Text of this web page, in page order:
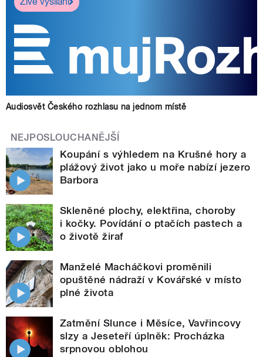
Audiosvět Českého rozhlasu na jednom místě
NEJPOSLOUCHANĚJŠÍ
Koupání s výhledem na Krušné hory a
plážový život jako u moře nabízí jezero
Barbora
Skleněné plochy, elektřina, choroby
i kočky. Povídání o ptačích pastech a
o životě žiraf
Manželé Macháčkovi proměnili
opuštěné nádraží v Kovářské v místo
plné života
Zatmění Slunce i Měsíce, Vavřincovy
slzy a Jeseteří úplněk: Procházka
srpnovou oblohou